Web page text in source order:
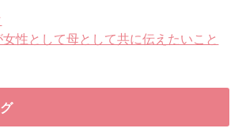
性として母として共に伝えたいこと